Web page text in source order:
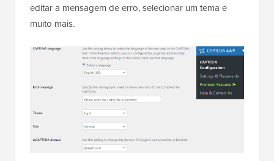
editar a mensagem de erro, selecionar um tema e
muito mais.